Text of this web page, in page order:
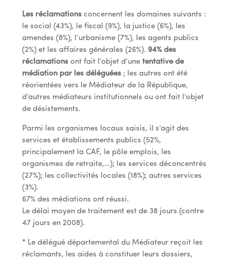
Les réclamationsconcernent les domaines suivants :
le social (43%), le fiscal (9%), la justice (6%), les
amendes (8%), l’urbanisme (7%), les agents publics
(2%) et les affaires générales (26%). 94% des
réclamationsont fait l’objet d’une tentative de
médiation par les déléguées; les autres ont été
réorientées vers le Médiateur de la République,
d’autres médiateurs institutionnels ou ont fait l’objet
de désistements.
Parmi les organismes locaux saisis, il s’agit des
services et établissements publics (52%,
principalement la CAF, le pôle emplois, les
organismes de retraite,…); les services déconcentrés
(27%); les collectivités locales (18%); autres services
(3%).
67% des médiations ont réussi.
Le délai moyen de traitement est de 38 jours (contre
47 jours en 2008).
* Le délégué départemental du Médiateur reçoit les
réclamants, les aides à constituer leurs dossiers,